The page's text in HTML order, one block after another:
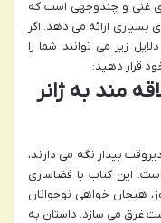
غنی و چندوجهی است که
بسیاری ارائه می دهد. اگر
زیر می توانند شما را
قرار دهید:
مند به ژانر
بیدار نگه می دارند،
این کتاب با فضاسازی
هیجان خواهی نوجوانان
غرق می سازد. داستان به